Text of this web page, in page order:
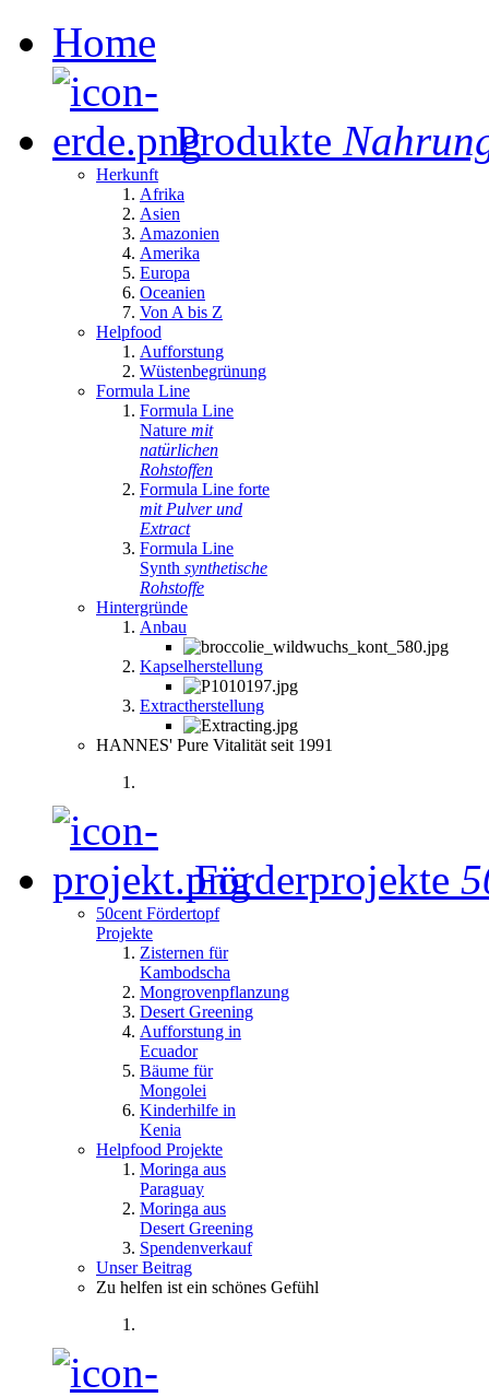
Home
Produkte
Herkunft
Afrika
Asien
Amazonien
Amerika
Europa
Oceanien
Von A bis Z
Helpfood
Aufforstung
Wüstenbegrünung
Formula Line
Formula Line
Nature mit
natürlichen
Rohstoffen
Formula Line forte
mit Pulver und
Extract
Formula Line
Synth synthetische
Rohstoffe
Hintergründe
Anbau
Kapselherstellung
Extractherstellung
HANNES' Pure Vitalität seit 1991
Förderprojekte
50cent Fördertopf
Projekte
Zisternen für
Kambodscha
Mongrovenpflanzung
Desert Greening
Aufforstung in
Ecuador
Bäume für
Mongolei
Kinderhilfe in
Kenia
Helpfood Projekte
Moringa aus
Paraguay
Moringa aus
Desert Greening
Spendenverkauf
Unser Beitrag
Zu helfen ist ein schönes Gefühl